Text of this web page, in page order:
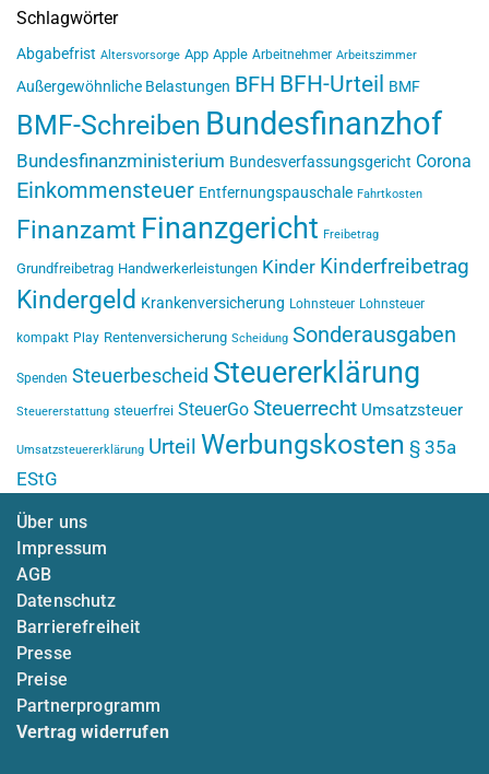
Schlagwörter
Abgabefrist Altersvorsorge App Apple Arbeitnehmer Arbeitszimmer
Außergewöhnliche Belastungen BFH BFH-Urteil BMF
BMF-Schreiben Bundesfinanzhof
Bundesfinanzministerium Bundesverfassungsgericht Corona
Einkommensteuer Entfernungspauschale Fahrtkosten
Finanzamt Finanzgericht Freibetrag
Grundfreibetrag Handwerkerleistungen Kinder Kinderfreibetrag
Kindergeld Krankenversicherung Lohnsteuer Lohnsteuer
kompakt Play Rentenversicherung Scheidung Sonderausgaben
Spenden Steuerbescheid Steuererklärung
Steuererstattung steuerfrei SteuerGo Steuerrecht Umsatzsteuer
Umsatzsteuererklärung Urteil Werbungskosten § 35a
EStG
Über uns
Impressum
AGB
Datenschutz
Barrierefreiheit
Presse
Preise
Partnerprogramm
Vertrag widerrufen